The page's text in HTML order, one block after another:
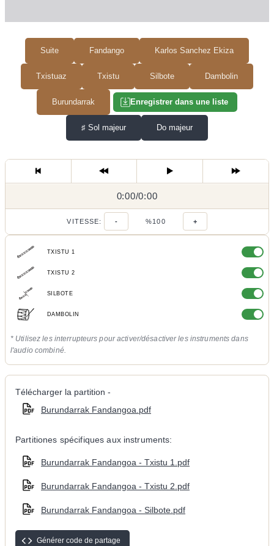
Suite Fandango Karlos Sanchez Ekiza
Txistuaz Txistu Silbote Dambolin
Burundarrak Enregistrer dans une liste
♯ Sol majeur Do majeur
0:00/
0:00/0:00
VITESSE: - %100 +
TXISTU 1
TXISTU 2
SILBOTE
DAMBOLIN
* Utilisez les interrupteurs pour activer/désactiver les instruments dans
l'audio combiné.
Télécharger la partition -
Burundarrak Fandangoa.pdf
Partitiones spécifiques aux instruments:
Burundarrak Fandangoa - Txistu 1.pdf
Burundarrak Fandangoa - Txistu 2.pdf
Burundarrak Fandangoa - Silbote.pdf
Générer code de partage